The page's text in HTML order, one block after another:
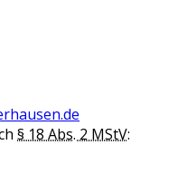
§ 18 Abs. 2 MStV: